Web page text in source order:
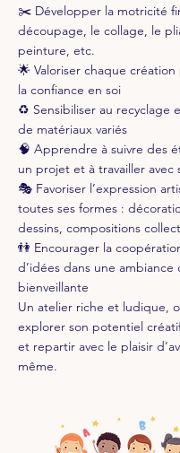
✂️ Développer la motricité
découpage, le collage, le
peinture, etc.
🌟 Valoriser chaque
la confiance en soi
♻️ Sensibiliser au recyclage
de matériaux variés
🧠 Apprendre à suivre des
un projet et à travailler avec
🎭 Favoriser l’expression
toutes ses formes :
dessins, compositions
👫 Encourager la
d’idées dans une
bienveillante
Un atelier riche et ludique,
explorer son potentiel
et repartir avec le plaisir
même.